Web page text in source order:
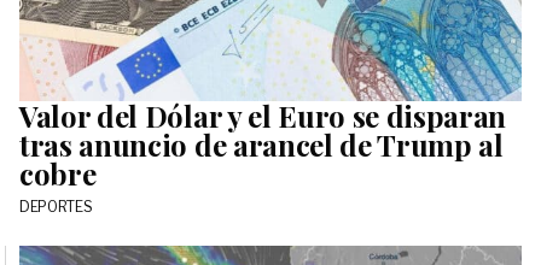
Valor del Dólar y el Euro se disparan
tras anuncio de arancel de Trump al
cobre
DEPORTES